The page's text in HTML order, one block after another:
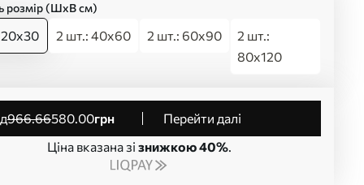
розмір (ШхВ см)
2 шт.: 40x60 2 шт.: 60x90
2 шт.:
80x120
966.66580.00грн
Перейти далі
Ціна вказана зі знижкою 40%.